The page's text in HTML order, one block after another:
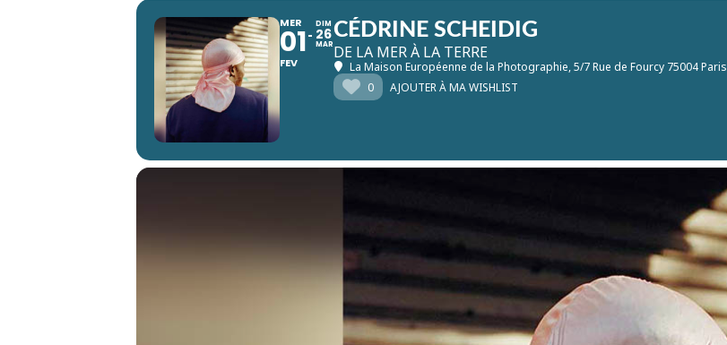
MER
01
FEV
DIM
26
MAR
CÉDRINE SCHEIDIG
DE LA MER À LA TERRE
La Maison Européenne de la Photographie, 5/7 Rue de Fourcy 75004 Paris
0
AJOUTER À MA WISHLIST